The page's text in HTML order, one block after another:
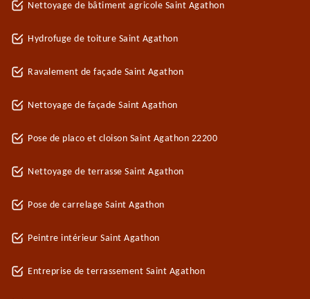
Nettoyage de bâtiment agricole Saint Agathon
Hydrofuge de toiture Saint Agathon
Ravalement de façade Saint Agathon
Nettoyage de façade Saint Agathon
Pose de placo et cloison Saint Agathon 22200
Nettoyage de terrasse Saint Agathon
Pose de carrelage Saint Agathon
Peintre intérieur Saint Agathon
Entreprise de terrassement Saint Agathon